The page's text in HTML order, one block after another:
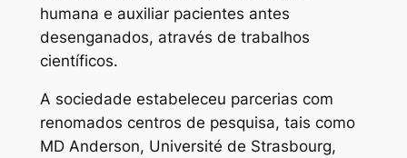
humana e auxiliar pacientes antes
desenganados, através de trabalhos
científicos.
A sociedade estabeleceu parcerias com
renomados centros de pesquisa, tais como
MD Anderson, Université de Strasbourg,